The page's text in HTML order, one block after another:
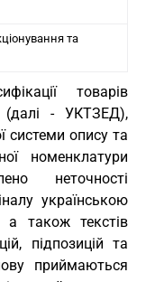
та
товарів
(далі - УКТЗЕД),
системи опису та
номенклатури
неточності
українською
а також текстів
підпозицій та
приймаються